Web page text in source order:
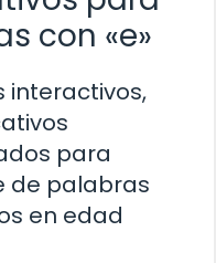
con «e»
interactivos,
para
de palabras
en edad